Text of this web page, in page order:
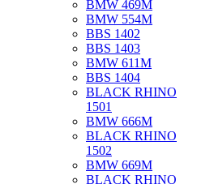
BMW 469M
BMW 554M
BBS 1402
BBS 1403
BMW 611M
BBS 1404
BLACK RHINO
1501
BMW 666M
BLACK RHINO
1502
BMW 669M
BLACK RHINO